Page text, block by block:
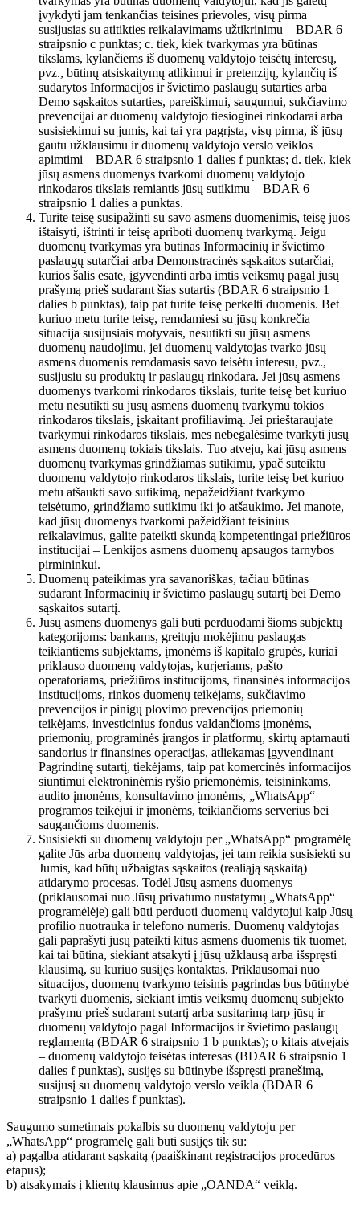
įvykdyti jam tenkančias teisines prievoles, visų pirma
susijusias su atitikties reikalavimams užtikrinimu – BDAR 6
straipsnio c punktas; c. tiek, kiek tvarkymas yra būtinas
tikslams, kylančiems iš duomenų valdytojo teisėtų interesų,
pvz., būtinų atsiskaitymų atlikimui ir pretenzijų, kylančių iš
sudarytos Informacijos ir švietimo paslaugų sutarties arba
Demo sąskaitos sutarties, pareiškimui, saugumui, sukčiavimo
prevencijai ar duomenų valdytojo tiesioginei rinkodarai arba
susisiekimui su jumis, kai tai yra pagrįsta, visų pirma, iš jūsų
gautu užklausimu ir duomenų valdytojo verslo veiklos
apimtimi – BDAR 6 straipsnio 1 dalies f punktas; d. tiek, kiek
jūsų asmens duomenys tvarkomi duomenų valdytojo
rinkodaros tikslais remiantis jūsų sutikimu – BDAR 6
straipsnio 1 dalies a punktas.
Turite teisę susipažinti su savo asmens duomenimis, teisę juos
ištaisyti, ištrinti ir teisę apriboti duomenų tvarkymą. Jeigu
duomenų tvarkymas yra būtinas Informacinių ir švietimo
paslaugų sutarčiai arba Demonstracinės sąskaitos sutarčiai,
kurios šalis esate, įgyvendinti arba imtis veiksmų pagal jūsų
prašymą prieš sudarant šias sutartis (BDAR 6 straipsnio 1
dalies b punktas), taip pat turite teisę perkelti duomenis. Bet
kuriuo metu turite teisę, remdamiesi su jūsų konkrečia
situacija susijusiais motyvais, nesutikti su jūsų asmens
duomenų naudojimu, jei duomenų valdytojas tvarko jūsų
asmens duomenis remdamasis savo teisėtu interesu, pvz.,
susijusiu su produktų ir paslaugų rinkodara. Jei jūsų asmens
duomenys tvarkomi rinkodaros tikslais, turite teisę bet kuriuo
metu nesutikti su jūsų asmens duomenų tvarkymu tokios
rinkodaros tikslais, įskaitant profiliavimą. Jei prieštaraujate
tvarkymui rinkodaros tikslais, mes nebegalėsime tvarkyti jūsų
asmens duomenų tokiais tikslais. Tuo atveju, kai jūsų asmens
duomenų tvarkymas grindžiamas sutikimu, ypač suteiktu
duomenų valdytojo rinkodaros tikslais, turite teisę bet kuriuo
metu atšaukti savo sutikimą, nepažeidžiant tvarkymo
teisėtumo, grindžiamo sutikimu iki jo atšaukimo. Jei manote,
kad jūsų duomenys tvarkomi pažeidžiant teisinius
reikalavimus, galite pateikti skundą kompetentingai priežiūros
institucijai – Lenkijos asmens duomenų apsaugos tarnybos
pirmininkui.
Duomenų pateikimas yra savanoriškas, tačiau būtinas
sudarant Informacinių ir švietimo paslaugų sutartį bei Demo
sąskaitos sutartį.
Jūsų asmens duomenys gali būti perduodami šioms subjektų
kategorijoms: bankams, greitųjų mokėjimų paslaugas
teikiantiems subjektams, įmonėms iš kapitalo grupės, kuriai
priklauso duomenų valdytojas, kurjeriams, pašto
operatoriams, priežiūros institucijoms, finansinės informacijos
institucijoms, rinkos duomenų teikėjams, sukčiavimo
prevencijos ir pinigų plovimo prevencijos priemonių
teikėjams, investicinius fondus valdančioms įmonėms,
priemonių, programinės įrangos ir platformų, skirtų aptarnauti
sandorius ir finansines operacijas, atliekamas įgyvendinant
Pagrindinę sutartį, tiekėjams, taip pat komercinės informacijos
siuntimui elektroninėmis ryšio priemonėmis, teisininkams,
audito įmonėms, konsultavimo įmonėms, „WhatsApp“
programos teikėjui ir įmonėms, teikiančioms serverius bei
saugančioms duomenis.
Susisiekti su duomenų valdytoju per „WhatsApp“ programėlę
galite Jūs arba duomenų valdytojas, jei tam reikia susisiekti su
Jumis, kad būtų užbaigtas sąskaitos (realiąją sąskaitą)
atidarymo procesas. Todėl Jūsų asmens duomenys
(priklausomai nuo Jūsų privatumo nustatymų „WhatsApp“
programėlėje) gali būti perduoti duomenų valdytojui kaip Jūsų
profilio nuotrauka ir telefono numeris. Duomenų valdytojas
gali paprašyti jūsų pateikti kitus asmens duomenis tik tuomet,
kai tai būtina, siekiant atsakyti į jūsų užklausą arba išspręsti
klausimą, su kuriuo susijęs kontaktas. Priklausomai nuo
situacijos, duomenų tvarkymo teisinis pagrindas bus būtinybė
tvarkyti duomenis, siekiant imtis veiksmų duomenų subjekto
prašymu prieš sudarant sutartį arba susitarimą tarp jūsų ir
duomenų valdytojo pagal Informacijos ir švietimo paslaugų
reglamentą (BDAR 6 straipsnio 1 b punktas); o kitais atvejais
– duomenų valdytojo teisėtas interesas (BDAR 6 straipsnio 1
dalies f punktas), susijęs su būtinybe išspręsti pranešimą,
susijusį su duomenų valdytojo verslo veikla (BDAR 6
straipsnio 1 dalies f punktas).
Saugumo sumetimais pokalbis su duomenų valdytoju per
„WhatsApp“ programėlę gali būti susijęs tik su:
a) pagalba atidarant sąskaitą (paaiškinant registracijos procedūros
etapus);
b) atsakymais į klientų klausimus apie „OANDA“ veiklą.